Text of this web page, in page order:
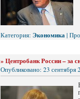
Категория: Экономика|
» Центробанк России – за
Опубликовано: 23 сентября